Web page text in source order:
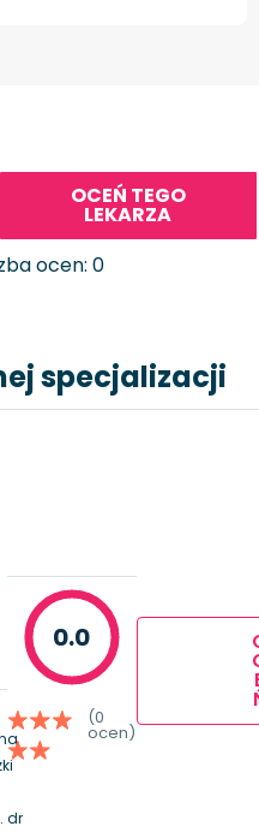
OCEŃ TEGO
LEKARZA
ocen: 0
specjalizacji
dr
0.0
(0
ocen)